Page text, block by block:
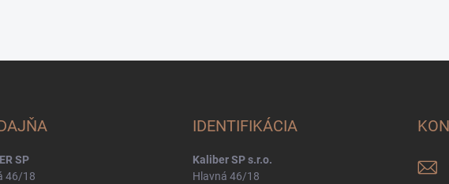
SP
46/18
IDENTIFIKÁCIA
Kaliber SP s.r.o.
Hlavná 46/18